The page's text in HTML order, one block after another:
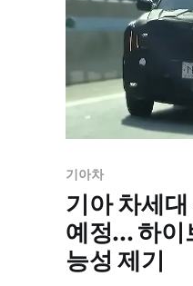
기아차
기아 차세
예정... 하이
능성 제기